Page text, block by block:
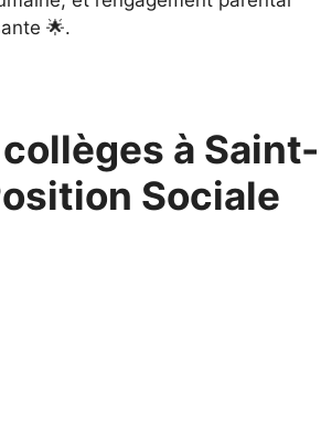
🌟.
à Saint-
Sociale